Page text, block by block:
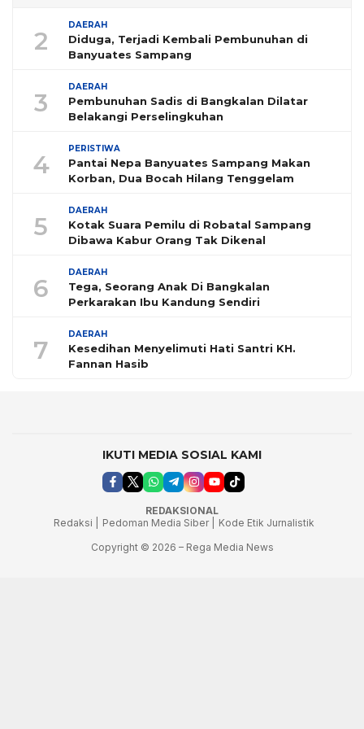
2
DAERAH
Diduga, Terjadi Kembali Pembunuhan di
Banyuates Sampang
3
DAERAH
Pembunuhan Sadis di Bangkalan Dilatar
Belakangi Perselingkuhan
4
PERISTIWA
Pantai Nepa Banyuates Sampang Makan
Korban, Dua Bocah Hilang Tenggelam
5
DAERAH
Kotak Suara Pemilu di Robatal Sampang
Dibawa Kabur Orang Tak Dikenal
6
DAERAH
Tega, Seorang Anak Di Bangkalan
Perkarakan Ibu Kandung Sendiri
7
DAERAH
Kesedihan Menyelimuti Hati Santri KH.
Fannan Hasib
IKUTI MEDIA SOSIAL KAMI
REDAKSIONAL
Redaksi |
Pedoman Media Siber |
Kode Etik Jurnalistik
Copyright © 2026 – Rega Media News